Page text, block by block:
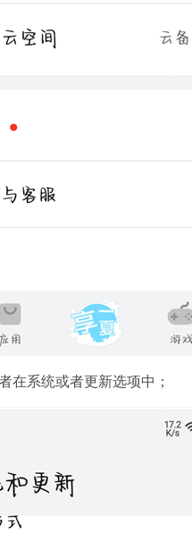
在系统或者更新选项中；